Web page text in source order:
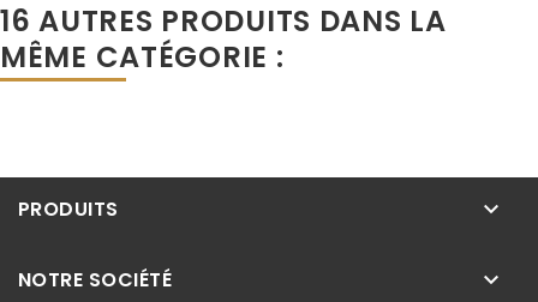
16 AUTRES PRODUITS DANS LA
MÊME CATÉGORIE :
PRODUITS keyboard_arrow_down
NOTRE SOCIÉTÉ keyboard_arrow_down